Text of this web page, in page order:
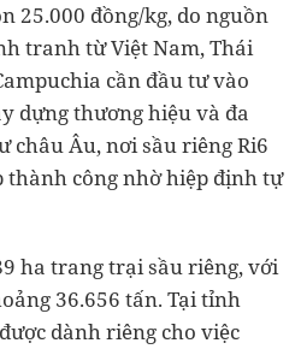
25.000 đồng/kg, do nguồn
tranh từ Việt Nam, Thái
cần đầu tư vào
dựng thương hiệu và đa
châu Âu, nơi sầu riêng Ri6
thành công nhờ hiệp định tự
ha trang trại sầu riêng, với
36.656 tấn. Tại tỉnh
dành riêng cho việc